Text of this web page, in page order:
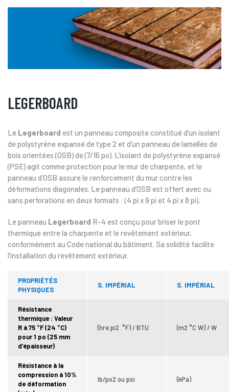
LEGERBOARD
Le Legerboard est un panneau composite constitué d’un isolant
de polystyrène expansé de type 2 et d’un panneau de lamelles de
bois orientées (OSB) de (7/16 po). L’isolant de polystyrène expansé
(PSE) agit comme protection pour le mur de charpente, et le
panneau d’OSB assure le renforcement du mur contre les
déformations diagonales. Le panneau d’OSB est offert avec ou
sans perforations en deux formats : (4 pi x 9 pi et 4 pi x 8 pi).
Le panneau Legerboard R-4 est conçu pour briser le pont
thermique entre la charpente et le revêtement extérieur,
conformément au Code national du bâtiment. Sa solidité facilite
l’installation du revêtement extérieur.
PROPRIÉTÉS
PHYSIQUES
S. IMPÉRIAL S. IMPÉRIAL
Résistance
thermique : Valeur
R à 75 °F (24 °C)
pour 1 po (25 mm
d’épaisseur)
(hre.pi2 .°F) / BTU (m2 °C W) / W
Résistance à la
compression à 10%
de déformation
lb/po2 ou psi (kPa)